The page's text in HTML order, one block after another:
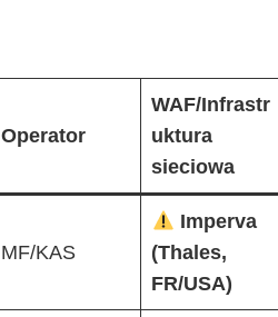
Operator
WAF/Infrastr
uktura
sieciowa
MF/KAS
Imperva
(Thales,
FR/USA)